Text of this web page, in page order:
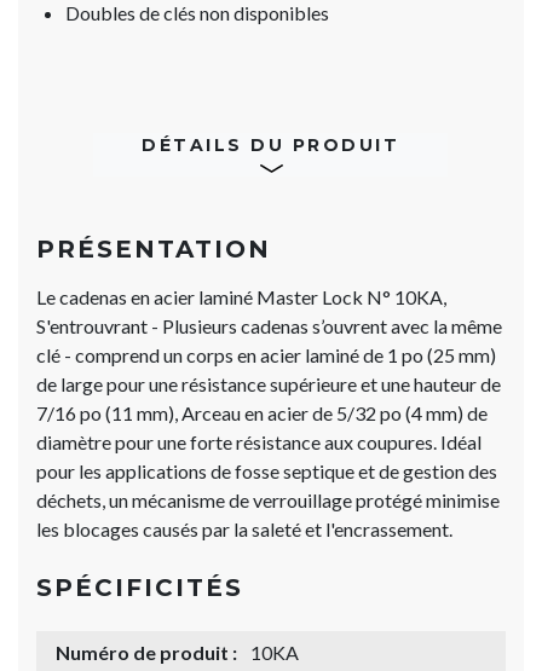
Doubles de clés non disponibles
DÉTAILS DU PRODUIT
PRÉSENTATION
Le cadenas en acier laminé Master Lock N° 10KA,
S'entrouvrant - Plusieurs cadenas s’ouvrent avec la même
clé - comprend un corps en acier laminé de 1 po (25 mm)
de large pour une résistance supérieure et une hauteur de
7/16 po (11 mm), Arceau en acier de 5/32 po (4 mm) de
diamètre pour une forte résistance aux coupures. Idéal
pour les applications de fosse septique et de gestion des
déchets, un mécanisme de verrouillage protégé minimise
les blocages causés par la saleté et l'encrassement.
SPÉCIFICITÉS
Numéro de produit :
10KA